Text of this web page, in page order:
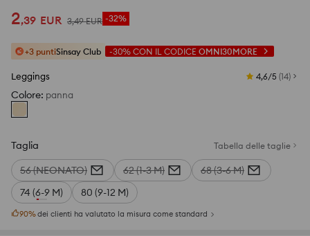
2,39 EUR 3,49 EUR -32%
+3 puntiSinsay Club -30% CON IL CODICE OMNI30MORE
Leggings 4,6/5 (14)
Colore: panna
Taglia Tabella delle taglie
56 (NEONATO) 62 (1-3 M)
68 (3-6 M)
74 (6-9 M)
80 (9-12 M)
90%dei clienti ha valutato la misura come standard